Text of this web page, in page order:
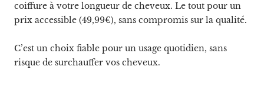
coiffure à votre longueur de cheveux. Le tout pour un
prix accessible (49,99€), sans compromis sur la qualité.
C’est un choix fiable pour un usage quotidien, sans
risque de surchauffer vos cheveux.